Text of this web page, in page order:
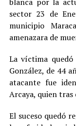
sector 23 de
municipio
amenazara de
La víctima quedó
González, de 44
atacante fue
Arcaya, quien tras
El suceso quedó